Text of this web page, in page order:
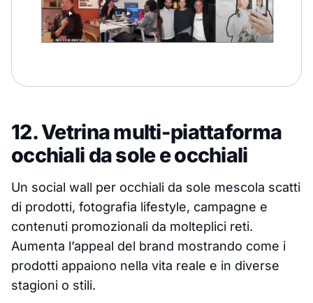
12. Vetrina multi-piattaforma
occhiali da sole e occhiali
Un social wall per occhiali da sole mescola scatti
di prodotti, fotografia lifestyle, campagne e
contenuti promozionali da molteplici reti.
Aumenta l’appeal del brand mostrando come i
prodotti appaiono nella vita reale e in diverse
stagioni o stili.